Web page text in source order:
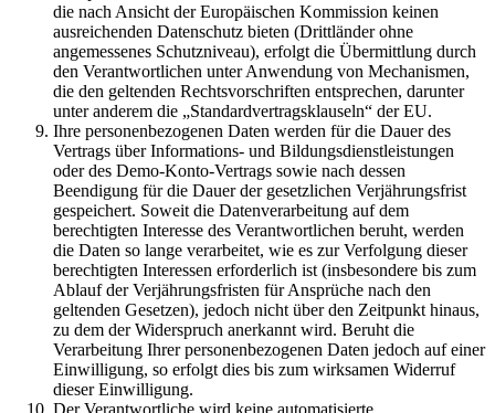
die nach Ansicht der Europäischen Kommission keinen
ausreichenden Datenschutz bieten (Drittländer ohne
angemessenes Schutzniveau), erfolgt die Übermittlung durch
den Verantwortlichen unter Anwendung von Mechanismen,
die den geltenden Rechtsvorschriften entsprechen, darunter
unter anderem die „Standardvertragsklauseln“ der EU.
Ihre personenbezogenen Daten werden für die Dauer des
Vertrags über Informations- und Bildungsdienstleistungen
oder des Demo-Konto-Vertrags sowie nach dessen
Beendigung für die Dauer der gesetzlichen Verjährungsfrist
gespeichert. Soweit die Datenverarbeitung auf dem
berechtigten Interesse des Verantwortlichen beruht, werden
die Daten so lange verarbeitet, wie es zur Verfolgung dieser
berechtigten Interessen erforderlich ist (insbesondere bis zum
Ablauf der Verjährungsfristen für Ansprüche nach den
geltenden Gesetzen), jedoch nicht über den Zeitpunkt hinaus,
zu dem der Widerspruch anerkannt wird. Beruht die
Verarbeitung Ihrer personenbezogenen Daten jedoch auf einer
Einwilligung, so erfolgt dies bis zum wirksamen Widerruf
dieser Einwilligung.
Der Verantwortliche wird keine automatisierte